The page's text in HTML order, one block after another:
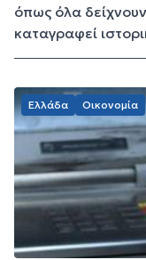
όπως όλα
καταγραφεί
Ελλάδα Οικονομία